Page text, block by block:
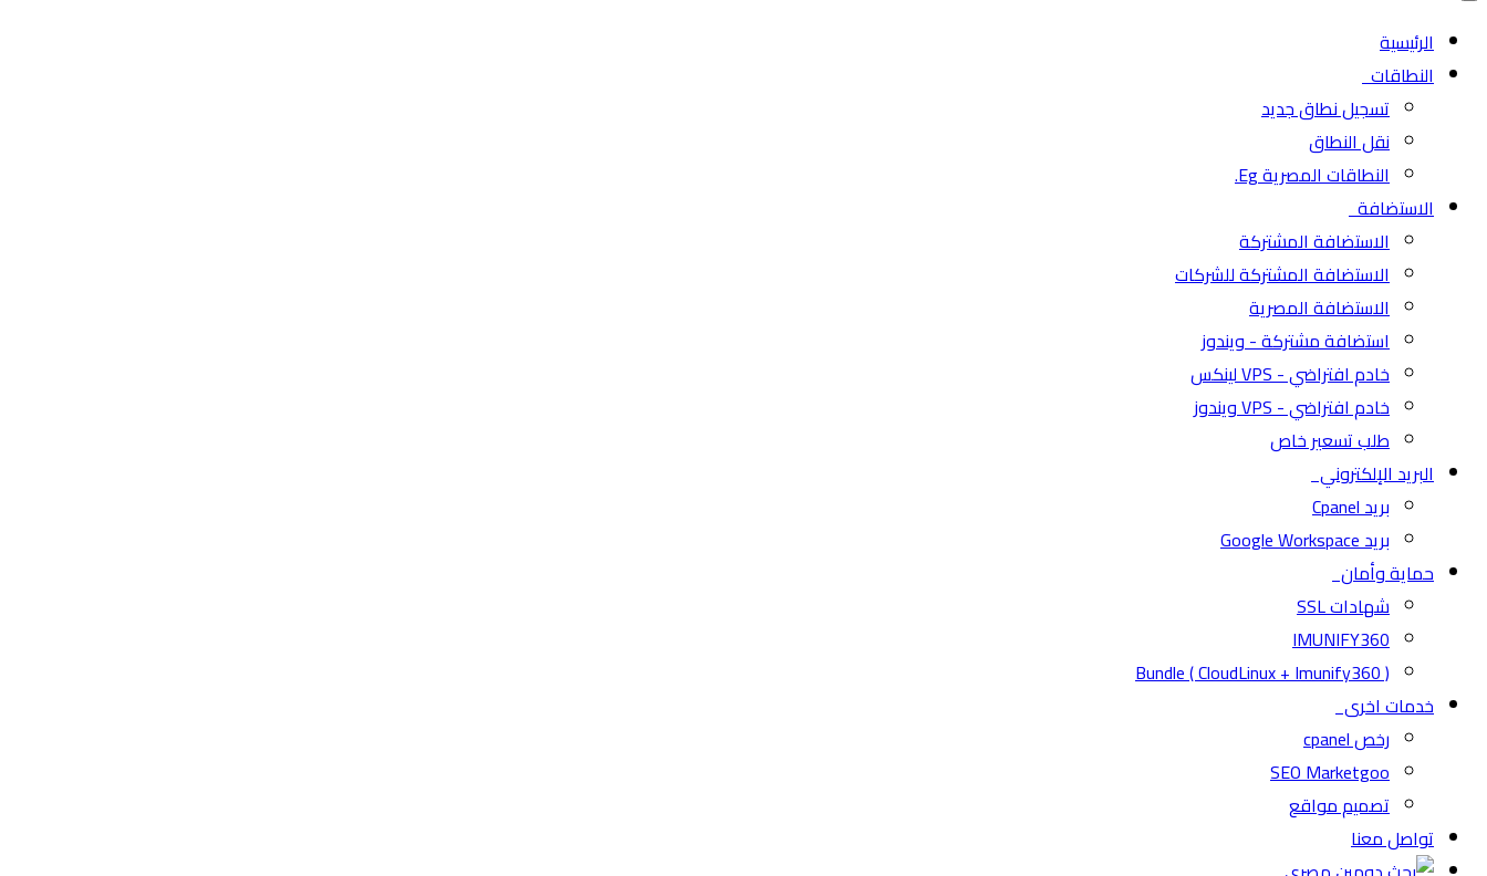
الرئيسية
النطاقات
تسجيل نطاق جديد
نقل النطاق
النطاقات المصرية Eg.
الاستضافة
الاستضافة المشتركة
الاستضافة المشتركة للشركات
الاستضافة المصرية
استضافة مشتركة - ويندوز
خادم افتراضي - VPS لينكس
خادم افتراضي - VPS ويندوز
طلب تسعير خاص
البريد الإلكتروني
بريد Cpanel
بريد Google Workspace
حماية وأمان
شهادات SSL
IMUNIFY360
( CloudLinux + Imunify360 ) Bundle
خدمات اخرى
رخص cpanel
SEO Marketgoo
تصميم مواقع
تواصل معنا